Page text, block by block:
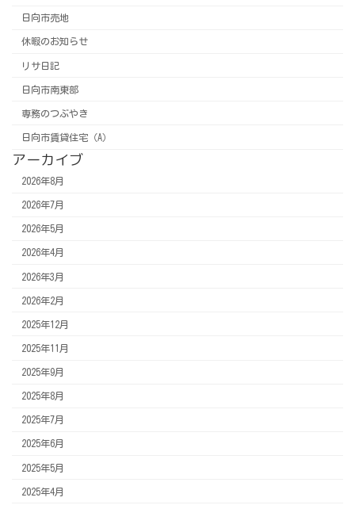
日向市売地
休暇のお知らせ
リサ日記
日向市南東部
専務のつぶやき
日向市賃貸住宅（A）
アーカイブ
2026年8月
2026年7月
2026年5月
2026年4月
2026年3月
2026年2月
2025年12月
2025年11月
2025年9月
2025年8月
2025年7月
2025年6月
2025年5月
2025年4月